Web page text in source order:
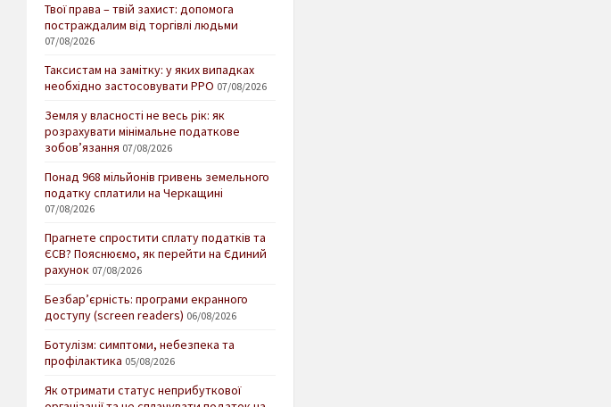
Твої права – твій захист: допомога
постраждалим від торгівлі людьми
07/08/2026
Таксистам на замітку: у яких випадках
необхідно застосовувати РРО 07/08/2026
Земля у власності не весь рік: як
розрахувати мінімальне податкове
зобов’язання 07/08/2026
Понад 968 мільйонів гривень земельного
податку сплатили на Черкащині
07/08/2026
Прагнете спростити сплату податків та
ЄСВ? Пояснюємо, як перейти на Єдиний
рахунок 07/08/2026
Безбар’єрність: програми екранного
доступу (screen readers) 06/08/2026
Ботулізм: симптоми, небезпека та
профілактика 05/08/2026
Як отримати статус неприбуткової